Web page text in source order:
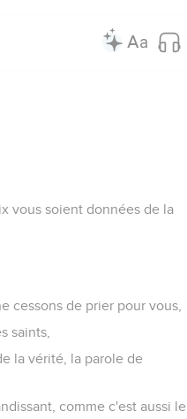
vous soient données de la
cessons de prier pour vous,
saints,
la vérité, la parole de
comme c'est aussi le